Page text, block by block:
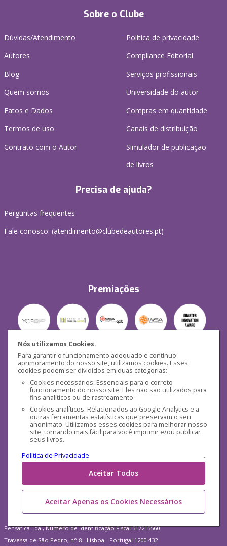
Nós utilizamos Cookies.
Para garantir o funcionamento adequado e contínuo
aprimoramento do nosso site, utilizamos cookies. Esses
cookies podem ser divididos em duas categorias:
Cookies necessários: Essenciais para o correto
funcionamento do nosso site. Eles não são utilizados para
fins analíticos ou de rastreamento.
Cookies analíticos: Relacionados ao Google Analytics e a
outras ferramentas estatísticas que preservam o seu
anonimato. Utilizamos esses cookies para melhorar nosso
site, tornando mais fácil para você imprimir e/ou publicar
seus livros.
Política de Privacidade
.
Aceitar Todos
Aceitar Apenas os Cookies Necessários
Sobre o Clube
Dúvidas/Atendimento
Autores
Blog
Quem somos
Fatos e Dados
Termos de uso
Contrato com o Autor
Política de privacidade
Compliance Editorial
Serviços profissionais
Universidade do autor
Compras em quantidade
Canais de distribuição
Simulador de publicação
de livros
Precisa de ajuda?
Perguntas frequentes
Fale conosco: (atendimento@clubedeautores.pt)
Premiações
Segurança
Mídias Sociais
Pensática Lda., Número de Identificação Fiscal 517215560
Travessa de São Pedro, n° 8 - Lisboa - Portugal 1200-432